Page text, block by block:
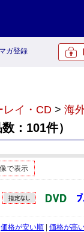
ガ登録
レイ・CD > 海
：101件）
で表示
価格が安い順 価格が高